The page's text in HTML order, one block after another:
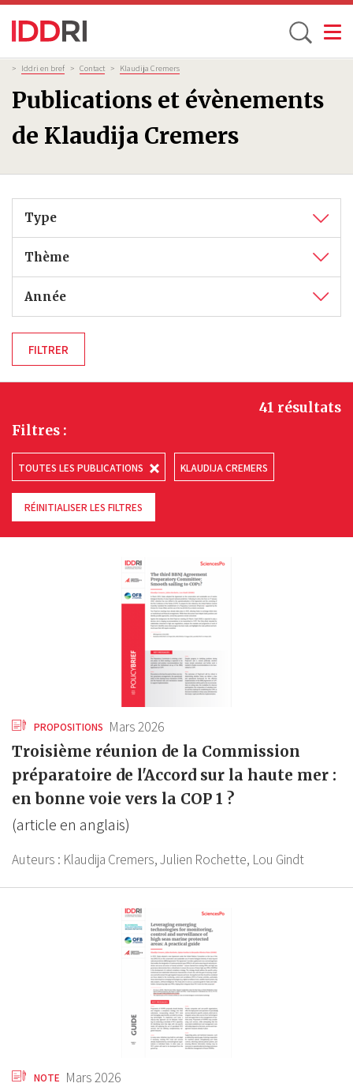
Aller
au
contenu
principal
Toggle
Publications et évènements
de Klaudija Cremers
Fil
d'Ariane
> Iddri en bref > Contact > Klaudija Cremers
Type
Thème
Année
Filtres :
TOUTES LES PUBLICATIONS KLAUDIJA CREMERS
RÉINITIALISER LES FILTRES
41 résultats
PROPOSITIONS Mars 2026
Troisième réunion de la Commission
préparatoire de l'Accord sur la haute mer :
en bonne voie vers la COP 1 ?
(article en anglais)
Auteurs : Klaudija Cremers,Julien Rochette, Lou Gindt
NOTE Mars 2026